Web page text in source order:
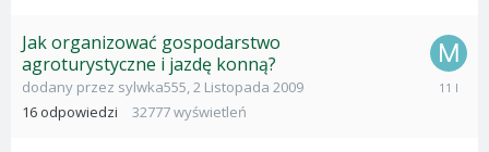
Jak organizować gospodarstwo
agroturystyczne i jazdę konną?
dodany przez sylwka555,2 Listopada 2009
16 odpowiedzi 32777wyświetleń